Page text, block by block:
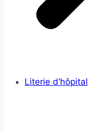
Literie d’hôpital